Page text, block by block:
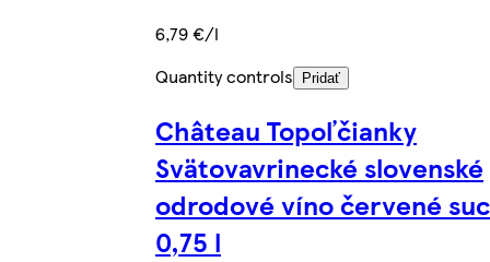
6,79 €/l
Quantity controls
Pridať
Château Topoľčianky
Svätovavrinecké slovenské
odrodové víno červené
0,75 l